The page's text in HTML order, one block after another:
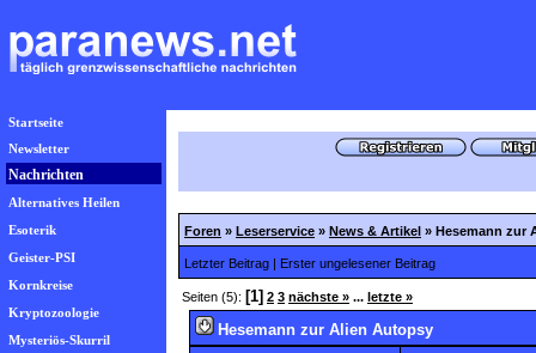
Startseite
Newsletter
Nachrichten
Alternatives Heilen
Esoterik
Geister-PSI
Kornkreise
Kryptozoologie
Mysteriös-Skurril
Foren » Leserservice » News & Artikel » Hesemann zur
Letzter Beitrag | Erster ungelesener Beitrag
Seiten (5): [1] 2 3 nächste » ... letzte »
Hesemann zur Alien Autopsy